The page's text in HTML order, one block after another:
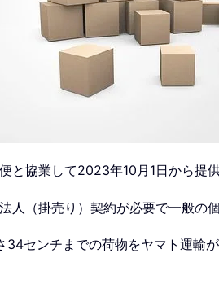
と協業して2023年10月1日から提
（掛売り）契約が必要で一般の
センチまでの荷物をヤマト運輸